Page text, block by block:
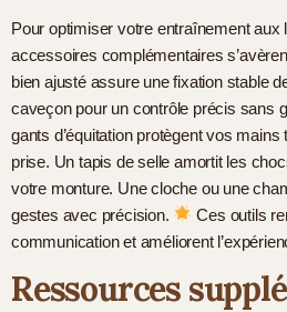
Pour optimiser votre entraînement aux
accessoires complémentaires
bien ajusté assure une fixation stable
caveçon pour un contrôle précis sans
gants d’équitation protègent vos
prise. Un tapis de selle amortit les
votre monture. Une cloche ou une
gestes avec précision.
Ces outils
communication et améliorent
Ressources